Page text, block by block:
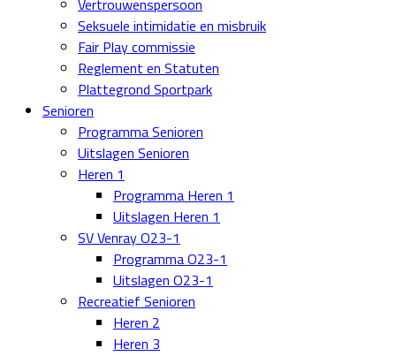
Vertrouwenspersoon
Seksuele intimidatie en misbruik
Fair Play commissie
Reglement en Statuten
Plattegrond Sportpark
Senioren
Programma Senioren
Uitslagen Senioren
Heren 1
Programma Heren 1
Uitslagen Heren 1
SV Venray O23-1
Programma O23-1
Uitslagen O23-1
Recreatief Senioren
Heren 2
Heren 3